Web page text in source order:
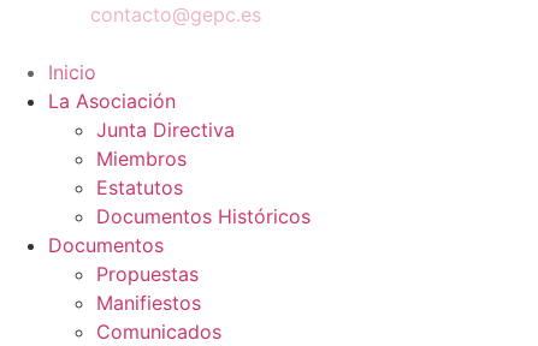
contacto@gepc.es
Inicio
La Asociación
Junta Directiva
Miembros
Estatutos
Documentos Históricos
Documentos
Propuestas
Manifiestos
Comunicados